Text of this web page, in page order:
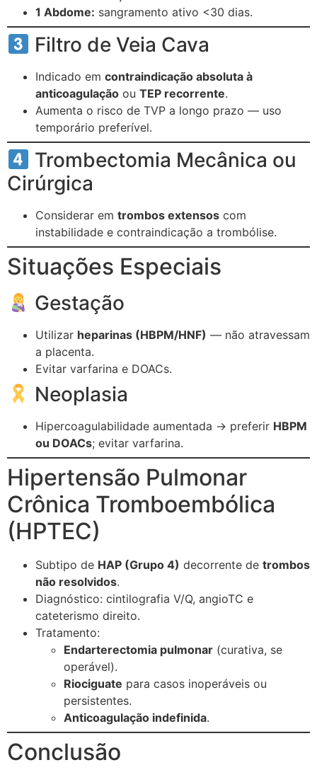
1 Abdome: sangramento ativo <30 dias.
Filtro de Veia Cava
Indicado em contraindicação absoluta à
anticoagulação ou TEP recorrente.
Aumenta o risco de TVP a longo prazo — uso
temporário preferível.
Trombectomia Mecânica ou
Cirúrgica
Considerar em trombos extensos com
instabilidade e contraindicação a trombólise.
Situações Especiais
Gestação
Utilizar heparinas (HBPM/HNF) — não atravessam
a placenta.
Evitar varfarina e DOACs.
Neoplasia
Hipercoagulabilidade aumentada → preferir HBPM
ou DOACs; evitar varfarina.
Hipertensão Pulmonar
Crônica Tromboembólica
(HPTEC)
Subtipo de HAP (Grupo 4) decorrente de trombos
não resolvidos.
Diagnóstico: cintilografia V/Q, angioTC e
cateterismo direito.
Tratamento:
Endarterectomia pulmonar (curativa, se
operável).
Riociguate para casos inoperáveis ou
persistentes.
Anticoagulação indefinida.
Conclusão